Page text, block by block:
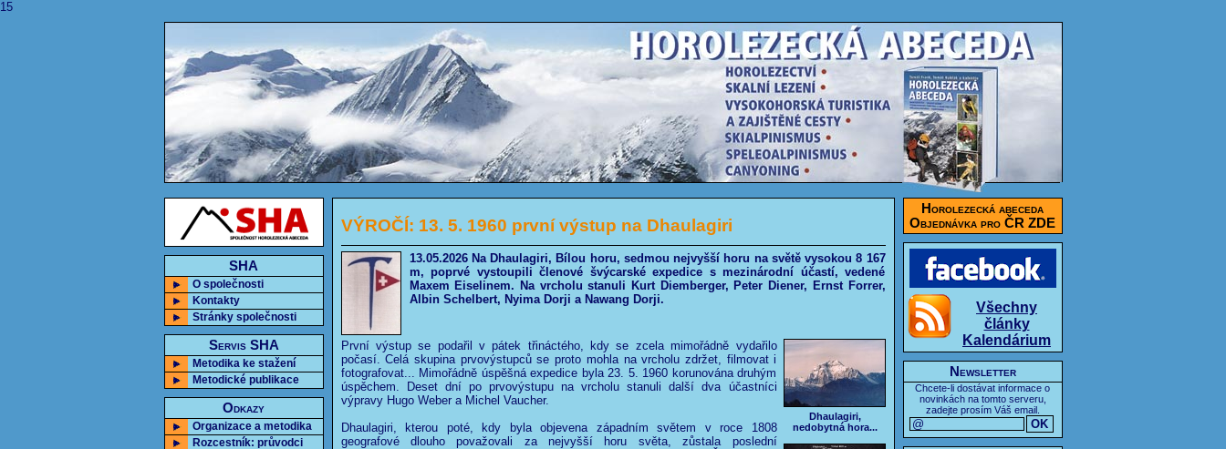
15
SHA
O společnosti
Kontakty
Stránky společnosti
Servis SHA
Metodika ke stažení
Metodické publikace
Odkazy
Organizace a metodika
Rozcestník: průvodci
VÝROČÍ: 13. 5. 1960 první výstup na Dhaulagiri
13.05.2026 Na Dhaulagiri, Bílou horu, sedmou nejvyšší horu na světě vysokou 8 167
m, poprvé vystoupili členové švýcarské expedice s mezinárodní účastí, vedené
Maxem Eiselinem. Na vrcholu stanuli Kurt Diemberger, Peter Diener, Ernst Forrer,
Albin Schelbert, Nyima Dorji a Nawang Dorji.
Dhaulagiri,
nedobytná hora...
První výstup se podařil v pátek třináctého, kdy se zcela mimořádně vydařilo
počasí. Celá skupina prvovýstupců se proto mohla na vrcholu zdržet, filmovat i
fotografovat... Mimořádně úspěšná expedice byla 23. 5. 1960 korunována druhým
úspěchem. Deset dní po prvovýstupu na vrcholu stanuli další dva účastníci
výpravy Hugo Weber a Michel Vaucher.
Dhaulagiri, kterou poté, kdy byla objevena západním světem v roce 1808
geografové dlouho považovali za nejvyšší horu světa, zůstala poslední
Horolezecká abeceda
Objednávka pro ČR ZDE
Všechny
články
Kalendárium
Newsletter
Chcete-li dostávat informace o
novinkách na tomto serveru,
zadejte prosím Váš email.